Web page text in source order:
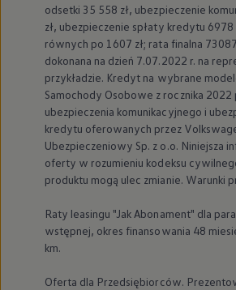
odsetki 35 558 zł, ubezpieczenie
zł, ubezpieczenie spłaty kredytu
równych po 1607 zł; rata finalna 73087
dokonana na dzień 7.07.2022 r. na
przykładzie. Kredyt na wybrane
Samochody Osobowe z rocznika 2022
ubezpieczenia komunikacyjnego i
kredytu oferowanych przez
Ubezpieczeniowy Sp. z o.o. Niniejsza
oferty w rozumieniu kodeksu
produktu mogą ulec zmianie. Warunki
Raty leasingu "Jak Abonament" dla
wstępnej, okres finansowania 48
km.
Oferta dla Przedsiębiorców.